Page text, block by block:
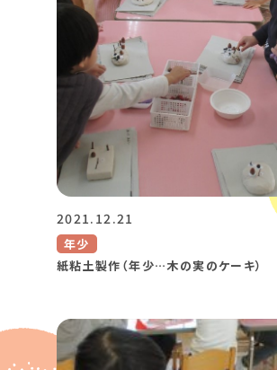
2021.12.21
年少
紙粘土製作（年少…木の実のケーキ）